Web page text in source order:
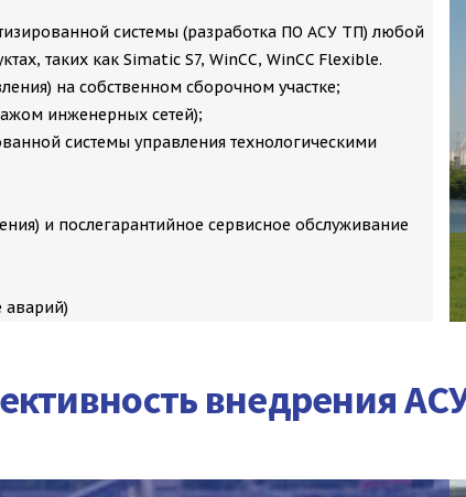
системы (разработка ПО АСУ ТП) любой
таких как Simatic S7, WinCC, WinCC Flexible.
на собственном сборочном участке;
инженерных сетей);
системы управления технологическими
и послегарантийное сервисное обслуживание
аварий)
внедрения